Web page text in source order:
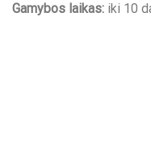
Gamybos laikas: iki 10